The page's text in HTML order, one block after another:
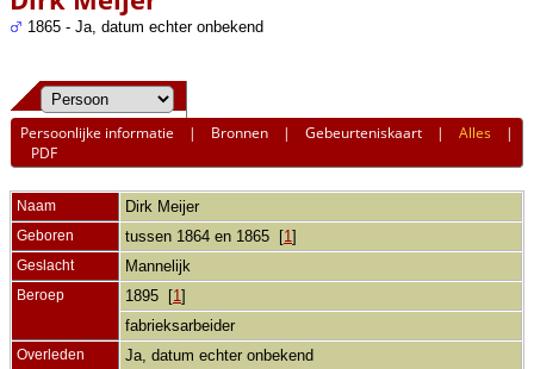
1865 - Ja, datum echter onbekend
Persoonlijke informatie | Bronnen |Gebeurteniskaart |Alles |
PDF
Naam Dirk Meijer
Geboren tussen 1864 en 1865 [1]
Geslacht Mannelijk
Beroep 1895 [1]
fabrieksarbeider
Overleden Ja, datum echter onbekend